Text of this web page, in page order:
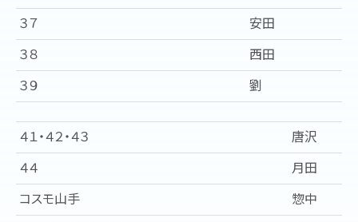
３７ 安田
３８ 西田
３９ 劉
４１・４２・４３ 唐沢
４４ 月田
コスモ山手 惣中